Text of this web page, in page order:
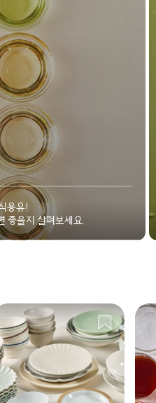
용유!
좋을지 살펴보세요.